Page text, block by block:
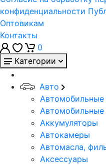
конфиденциальности
Оптовикам
Контакты
0
Категории
Авто
Автомобильные
Аккумуляторы
Автокамеры
Автомасла,
Аксессуары